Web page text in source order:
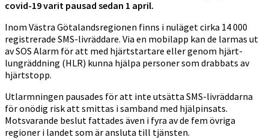
covid-19 varit pausad sedan 1 april.
Inom Västra Götalandsregionen finns i nuläget cirka 14 000
registrerade SMS-livräddare. Via en mobilapp kan de larmas ut
av SOS Alarm för att med hjärtstartare eller genom hjärt-
lungräddning (HLR) kunna hjälpa personer som drabbats av
hjärtstopp.
Utlarmningen pausades för att inte utsätta SMS-livräddarna
för onödig risk att smittas i samband med hjälpinsats.
Motsvarande beslut fattades även i fyra av de fem övriga
regioner i landet som är ansluta till tjänsten.